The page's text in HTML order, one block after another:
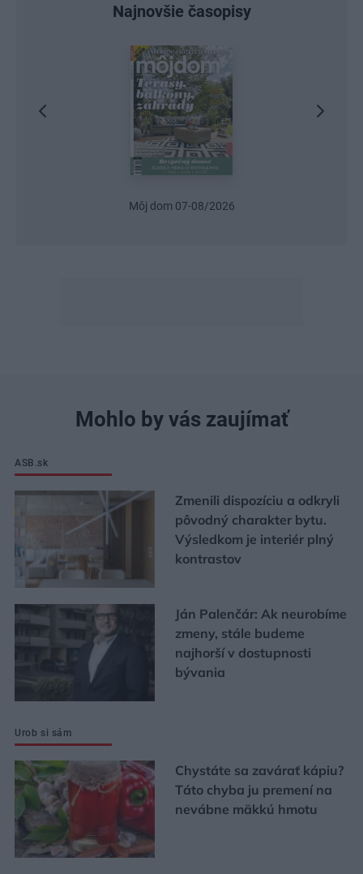
Najnovšie časopisy
Môj dom 07-08/2026
Mohlo by vás zaujímať
ASB.sk
Zmenili dispozíciu a odkryli
pôvodný charakter bytu.
Výsledkom je interiér plný
kontrastov
Ján Palenčár: Ak neurobíme
zmeny, stále budeme
najhorší v dostupnosti
bývania
Urob si sám
Chystáte sa zavárať kápiu?
Táto chyba ju premení na
nevábne mäkkú hmotu